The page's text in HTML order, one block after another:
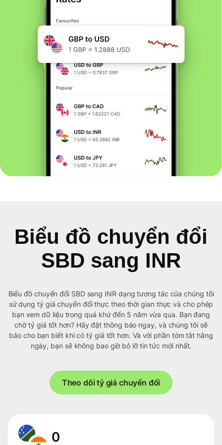
Biểu đồ chuyển đổi
SBD sang INR
Biểu đồ chuyển đổi SBD sang INR dạng tương tác của chúng tôi
sử dụng tỷ giá chuyển đổi thực theo thời gian thực và cho phép
bạn xem dữ liệu trong quá khứ đến 5 năm vừa qua. Bạn đang
chờ tỷ giá tốt hơn? Hãy đặt thông báo ngay, và chúng tôi sẽ
báo cho bạn biết khi có tỷ giá tốt hơn. Và với phần tóm tắt hằng
ngày, bạn sẽ không bao giờ bỏ lỡ tin tức mới nhất.
Theo dõi tỷ giá chuyển đổi
0